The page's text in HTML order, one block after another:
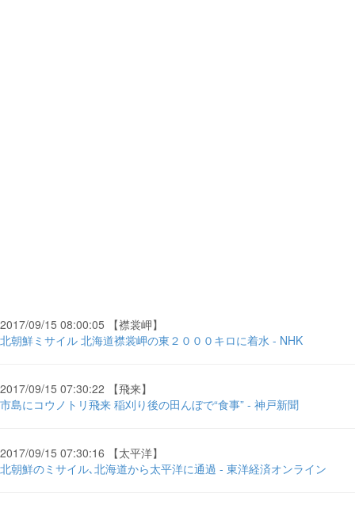
2017/09/15 08:00:05 【襟裳岬】
北朝鮮ミサイル 北海道襟裳岬の東２０００キロに着水 - NHK
2017/09/15 07:30:22 【飛来】
市島にコウノトリ飛来 稲刈り後の田んぼで“食事” - 神戸新聞
2017/09/15 07:30:16 【太平洋】
北朝鮮のミサイル､北海道から太平洋に通過 - 東洋経済オンライン